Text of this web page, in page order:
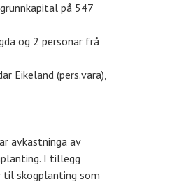
på 547
og 2 personar frå
Eikeland (pers.vara),
avkastninga av
I tillegg
skogplanting som